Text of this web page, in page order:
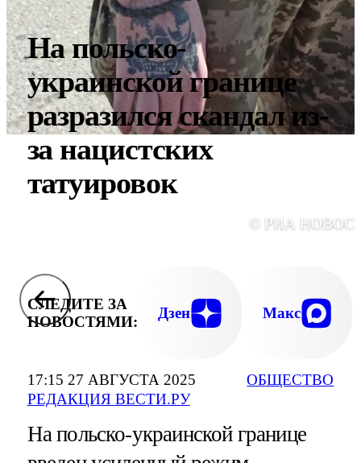
17:15 27 АВГУСТА 2025
РЕДАКЦИЯ ВЕСТИ.РУ
ОБЩЕСТВО
На польско-
украинской границе
разразился скандал из-
за нацистских
татуировок
© РИА
СЛЕДИТЕ ЗА
НОВОСТЯМИ:
Дзен Макс
На польско-украинской границе